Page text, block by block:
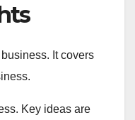
It covers
Key ideas are